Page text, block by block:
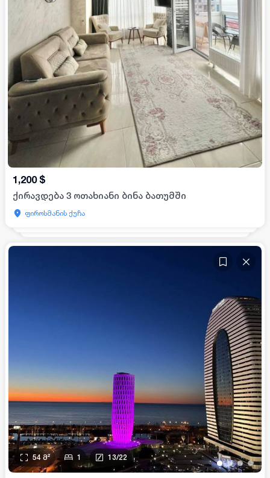
1,200 $
ქირავდება 3 ოთახიანი ბინა ბათუმში
ფიროსმანის ქუჩა
••••
54 მ² 1 13/22